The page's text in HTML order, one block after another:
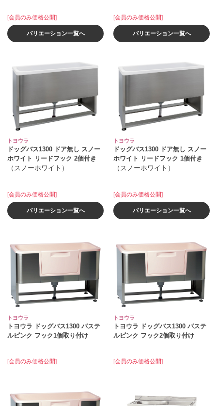
[会員のみ価格公開]
バリエーション一覧へ
[会員のみ価格公開]
バリエーション一覧へ
トヨウラ
ドッグバス1300 ドア無し スノー
ホワイト リードフック 2個付き
（スノーホワイト）
[会員のみ価格公開]
バリエーション一覧へ
トヨウラ
ドッグバス1300 ドア無し スノー
ホワイト リードフック 1個付き
（スノーホワイト）
[会員のみ価格公開]
バリエーション一覧へ
トヨウラ
トヨウラ ドッグバス1300 パステ
ルピンク フック1個取り付け
[会員のみ価格公開]
トヨウラ
トヨウラ ドッグバス1300 パステ
ルピンク フック2個取り付け
[会員のみ価格公開]